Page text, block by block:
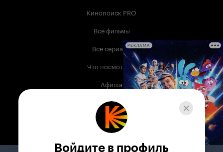
Кинопоиск PRO
Все фильмы
Все сериалы
Что посмотреть
Афиша
Музыка
Телепрограмма
РЕКЛАМА
Войдите в профиль